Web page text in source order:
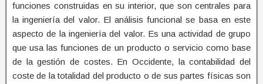
funciones construidas en su interior, que son centrales para
la ingeniería del valor. El análisis funcional se basa en este
aspecto de la ingeniería del valor. Es una actividad de grupo
que usa las funciones de un producto o servicio como base
de la gestión de costes. En Occidente, la contabilidad del
coste de la totalidad del producto o de sus partes físicas son